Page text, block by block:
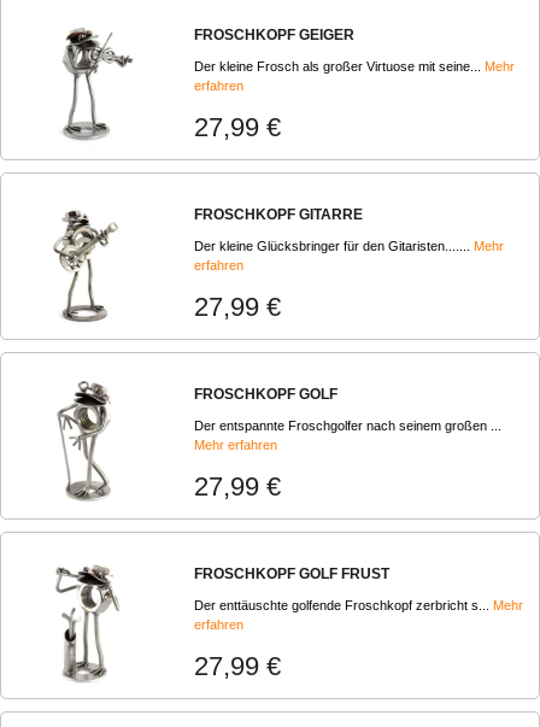
FROSCHKOPF GEIGER
Der kleine Frosch als großer Virtuose mit seine... Mehr
erfahren
27,99 €
FROSCHKOPF GITARRE
Der kleine Glücksbringer für den Gitaristen....... Mehr
erfahren
27,99 €
FROSCHKOPF GOLF
Der entspannte Froschgolfer nach seinem großen ...
Mehr erfahren
27,99 €
FROSCHKOPF GOLF FRUST
Der enttäuschte golfende Froschkopf zerbricht s... Mehr
erfahren
27,99 €